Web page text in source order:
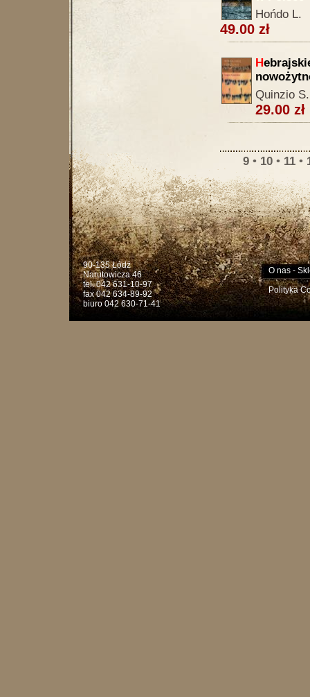
Hońdo L.
49.00 zł
H
Quinzio S.
29.00 zł
9• 10• 11•
90-135 Łódź
Narutowicza 46
tel. 042 631-10-97
fax 042 634-89-92
biuro 042 630-71-41
O nas-
Polityka